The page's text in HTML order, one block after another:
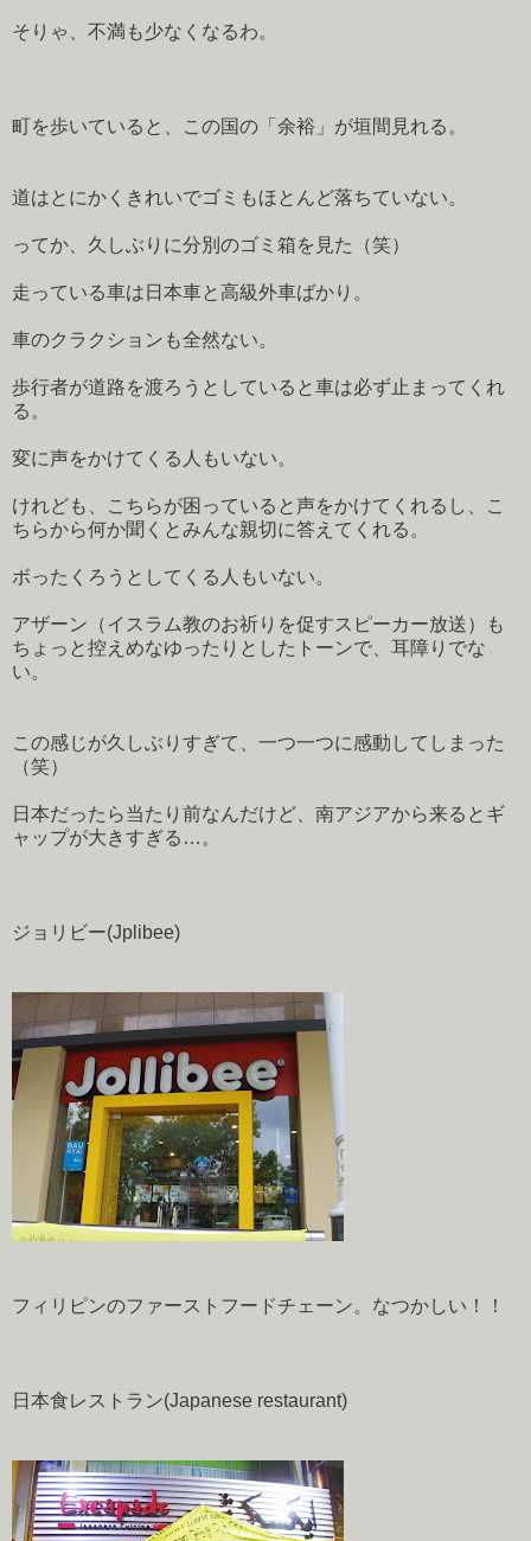
そりゃ、不満も少なくなるわ。
町を歩いていると、この国の「余裕」が垣間見れる。
道はとにかくきれいでゴミもほとんど落ちていない。
ってか、久しぶりに分別のゴミ箱を見た（笑）
走っている車は日本車と高級外車ばかり。
車のクラクションも全然ない。
歩行者が道路を渡ろうとしていると車は必ず止まってくれ
る。
変に声をかけてくる人もいない。
けれども、こちらが困っていると声をかけてくれるし、こ
ちらから何か聞くとみんな親切に答えてくれる。
ボったくろうとしてくる人もいない。
アザーン（イスラム教のお祈りを促すスピーカー放送）も
ちょっと控えめなゆったりとしたトーンで、耳障りでな
い。
この感じが久しぶりすぎて、一つ一つに感動してしまった
（笑）
日本だったら当たり前なんだけど、南アジアから来るとギ
ャップが大きすぎる…。
ジョリビー(Jplibee)
フィリピンのファーストフードチェーン。なつかしい！！
日本食レストラン(Japanese restaurant)